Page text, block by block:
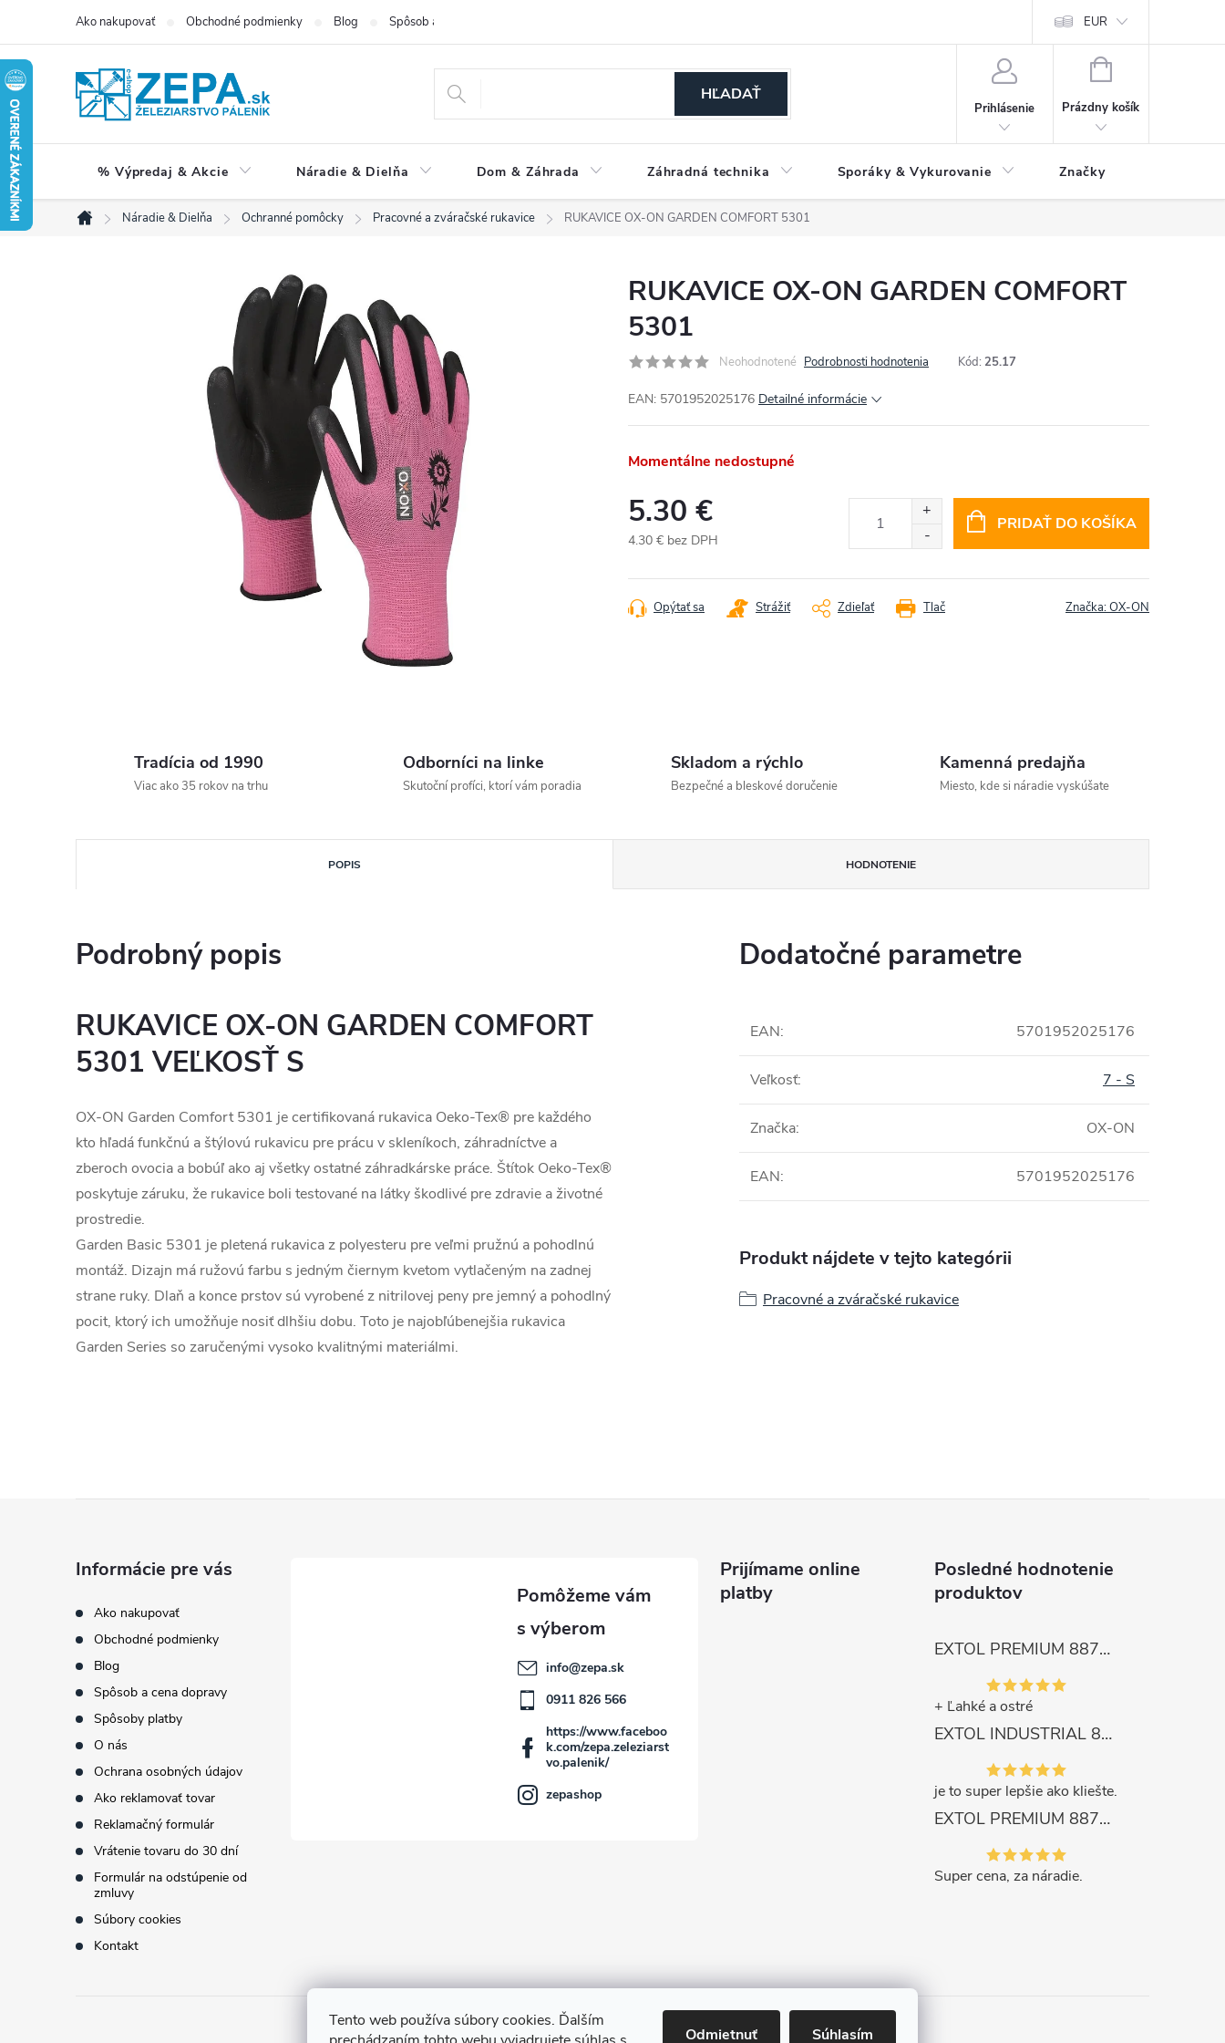
Tento web používa súbory cookies. Ďalším
Odmietnuť Súhlasím
obsah
Ako nakupovať Obchodné podmienky Blog Spôsob a cena dopravy Reklamačný formulár
EUR
HĽADAŤ
Prihlásenie
NÁKUPNÝ
Prázdny košík
% Výpredaj & Akcie Náradie & Dielňa Dom & Záhrada Záhradná technika Sporáky & Vykurovanie Značky
Domov
Náradie & Dielňa Ochranné pomôcky Pracovné a zváračské rukavice RUKAVICE OX-ON GARDEN COMFORT 5301
RUKAVICE OX-ON GARDEN COMFORT
5301
Neohodnotené Podrobnosti hodnotenia Kód: 25.17
EAN: 5701952025176 Detailné informácie
Momentálne nedostupné
5.30 €
4.30 € bez DPH
cena:
PRIDAŤ DO KOŠÍKA
Tlač
Opýtať sa Strážiť Zdieľať Značka:OX-ON
Tradícia od 1990
Viac ako 35 rokov na trhu
Odborníci na linke
Skutoční profíci, ktorí vám poradia
Skladom a rýchlo
Bezpečné a bleskové doručenie
Kamenná predajňa
Miesto, kde si náradie vyskúšate
POPIS HODNOTENIE
Podrobný popis
RUKAVICE OX-ON GARDEN COMFORT
5301 VEĽKOSŤ S
OX-ON Garden Comfort 5301 je certifikovaná rukavica Oeko-Tex® pre každého
kto hľadá funkčnú a štýlovú rukavicu pre prácu v skleníkoch, záhradníctve a
zberoch ovocia a bobúľ ako aj všetky ostatné záhradkárske práce. Štítok Oeko-Tex®
poskytuje záruku, že rukavice boli testované na látky škodlivé pre zdravie a životné
prostredie.
Garden Basic 5301 je pletená rukavica z polyesteru pre veľmi pružnú a pohodlnú
montáž. Dizajn má ružovú farbu s jedným čiernym kvetom vytlačeným na zadnej
strane ruky. Dlaň a konce prstov sú vyrobené z nitrilovej peny pre jemný a pohodlný
pocit, ktorý ich umožňuje nosiť dlhšiu dobu. Toto je najobľúbenejšia rukavica
Garden Series so zaručenými vysoko kvalitnými materiálmi.
Dodatočné parametre
EAN: 5701952025176
Veľkosť: 7 - S
Značka: OX-ON
EAN: 5701952025176
Produkt nájdete v tejto kategórii
Pracovné a zváračské rukavice
Informácie pre vás
Ako nakupovať
Obchodné podmienky
Blog
Spôsob a cena dopravy
Spôsoby platby
O nás
Ochrana osobných údajov
Ako reklamovať tovar
Reklamačný formulár
Vrátenie tovaru do 30 dní
Formulár na odstúpenie od
zmluvy
Súbory cookies
Kontakt
info@zepa.sk
0911 826 566
https://www.faceboo
k.com/zepa.zeleziarst
vo.palenik/
zepashop
Prijímame online
platby
Posledné hodnotenie
produktov
EXTOL PREMIUM 8872105 Nožnice záhradnícke dlhé úzke, 200mm, max. prestrih Ø6mm
+ Ľahké a ostré
EXTOL INDUSTRIAL 8791861 Viazač armatúr aku Share20V, bez aku, drôt 0,8mm, oko 8-34mm, bezuhlíkový motor
je to super lepšie ako kliešte.
EXTOL PREMIUM 8871287 Sekera štiepacia 3500g, nylónová násada 910mm
Super cena, za náradie.
Kontakt